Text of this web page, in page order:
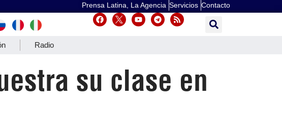
Prensa Latina, La Agencia Servicios Contacto
Radio
su clase en